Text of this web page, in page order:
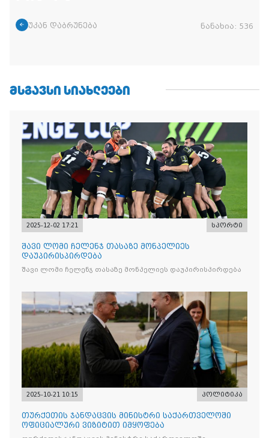
უკან დაბრუნება ნანახია: 536
ᲛᲡᲒᲐᲕᲡᲘ ᲡᲘᲐᲮᲚᲔᲔᲑᲘ
2025-12-02 17:21 სპორტი
შავი ლომი ჩელენჯ თასაზე მონპელიეს
დაუპირისპირდება
შავი ლომი ჩელენჯ თასაზე მონპელიეს დაუპირისპირდება
2025-10-21 10:15 პოლიტიკა
თურქეთის ჯანდაცვის მინისტრი საქართველოში
ოფიციალური ვიზიტით იმყოფება